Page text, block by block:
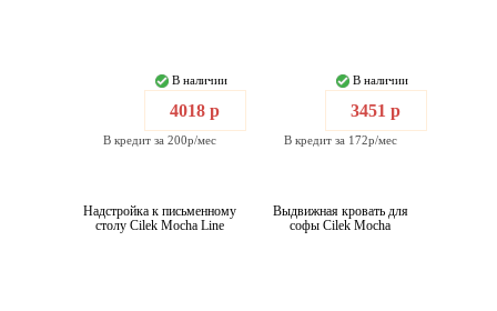
В наличии
4018 р
В кредит за 200р/мес
В наличии
3451 р
В кредит за 172р/мес
Надстройка к письменному
столу Cilek Mocha Line
Выдвижная кровать для
софы Cilek Mocha